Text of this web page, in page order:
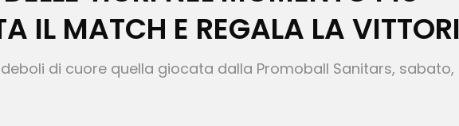
IL MATCH E REGALA LA
di cuore quella giocata dalla Promoball Sanitars, sabato,